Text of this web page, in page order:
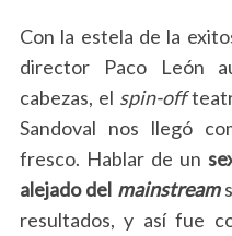
Con la estela de la
director Paco León
cabezas, el spin-off
Sandoval nos llegó
fresco. Hablar de un
alejado del mainstream
resultados, y así fue